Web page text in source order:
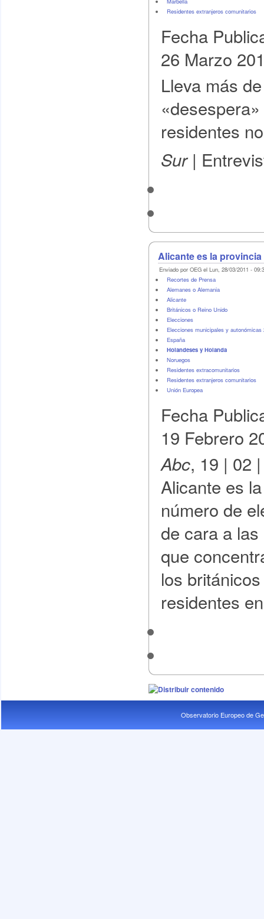
Residentes extranjeros comunitarios
Fecha
26 Marzo
Lleva más
residentes
Sur|
Alicante es la
Enviado por OEG el Lun, 28/03/2011 -
Recortes de Prensa
Alemanes o Alemania
Alicante
Británicos o Reino Unido
Elecciones
Elecciones municipales y autonómicas
España
Holandeses y Holanda
Noruegos
Residentes extracomunitarios
Residentes extranjeros comunitarios
Unión Europea
Fecha
19 Febrero
Abc, 19 | 02
Alicante es
número de
de cara a
que
los
residentes
Observatorio Europeo de